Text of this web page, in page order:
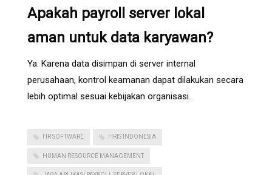
Apakah payroll server lokal
aman untuk data karyawan?
Ya. Karena data disimpan di server internal
perusahaan, kontrol keamanan dapat dilakukan secara
lebih optimal sesuai kebijakan organisasi.
HR SOFTWARE HRIS INDONESIA
HUMAN RESOURCE MANAGEMENT